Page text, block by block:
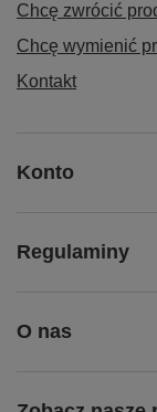
Chcę zwrócić
Chcę wymienić
Kontakt
Konto
Regulaminy
O nas